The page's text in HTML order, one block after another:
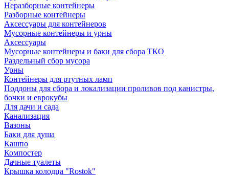
Неразборные контейнеры
Разборные контейнеры
Аксессуары для контейнеров
Мусорные контейнеры и урны
Аксессуары
Мусорные контейнеры и баки для сбора ТКО
Раздельный сбор мусора
Урны
Контейнеры для ртутных ламп
Поддоны для сбора и локализации проливов под канистры,
бочки и еврокубы
Для дачи и сада
Канализация
Вазоны
Баки для душа
Кашпо
Компостер
Дачные туалеты
Крышка колодца "Rostok"